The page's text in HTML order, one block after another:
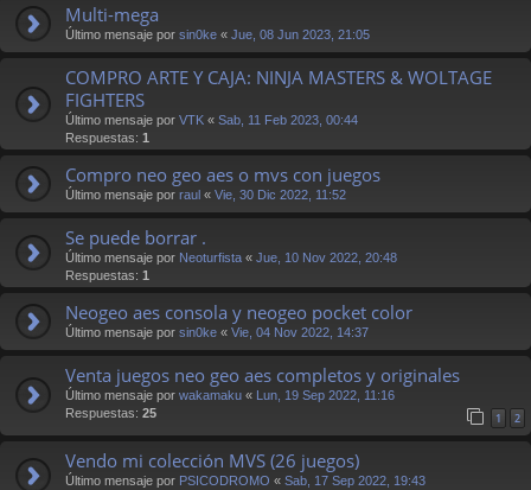
Multi-mega
Último mensaje por sin0ke « Jue, 08 Jun 2023, 21:05
COMPRO ARTE Y CAJA: NINJA MASTERS & WOLTAGE
FIGHTERS
Último mensaje por VTK « Sab, 11 Feb 2023, 00:44
Respuestas: 1
Compro neo geo aes o mvs con juegos
Último mensaje por raul « Vie, 30 Dic 2022, 11:52
Se puede borrar .
Último mensaje por Neoturfista « Jue, 10 Nov 2022, 20:48
Respuestas: 1
Neogeo aes consola y neogeo pocket color
Último mensaje por sin0ke « Vie, 04 Nov 2022, 14:37
Venta juegos neo geo aes completos y originales
Último mensaje por wakamaku « Lun, 19 Sep 2022, 11:16
Respuestas: 25 1 2
Vendo mi colección MVS (26 juegos)
Último mensaje por PSICODROMO « Sab, 17 Sep 2022, 19:43